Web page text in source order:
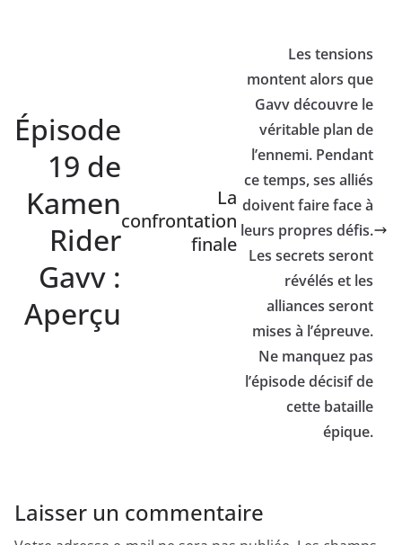
Épisode
19 de
Kamen
Rider
Gavv :
Aperçu
La
confrontation
finale
Les tensions
montent alors que
Gavv découvre le
véritable plan de
l’ennemi. Pendant
ce temps, ses alliés
doivent faire face à
leurs propres défis.
Les secrets seront
révélés et les
alliances seront
mises à l’épreuve.
Ne manquez pas
l’épisode décisif de
cette bataille
épique.
Laisser un commentaire